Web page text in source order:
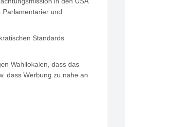
Parlamentarier und
Standards
Wahllokalen, dass das
dass Werbung zu nahe an